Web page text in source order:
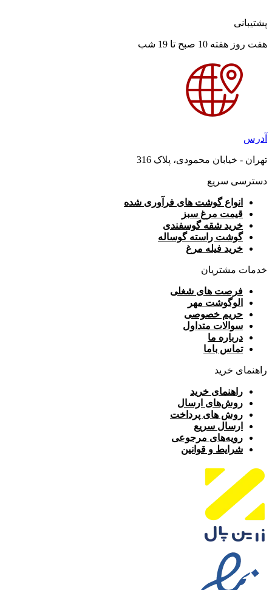
پشتیبانی
هفت روز هفته 10 صبح تا 19 شب
آدرس
تهران - خیابان محمودی، پلاک 316
دسترسی سریع
انواع گوشت های فرآوری شده
قیمت مرغ سبز
خرید شقه گوسفندی
گوشت راسته گوساله
خرید فیله مرغ
خدمات مشتریان
فرصت های شغلی
الوگوشت مهر
حریم خصوصی
سوالات متداول
درباره ما
تماس باما
راهنمای خرید
راهنمای خرید
روش‌های ارسال
روش های پرداخت
ارسال سریع
رویه‌های مرجوعی
شرایط و قوانین